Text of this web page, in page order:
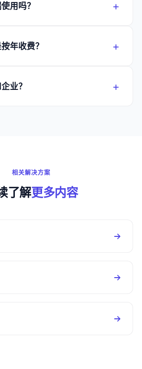
用吗？
年收费？
业？
相关解决方案
了解更多内容